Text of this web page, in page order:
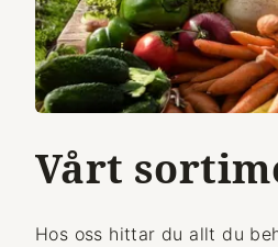
Vårt
Hos oss hittar du allt du